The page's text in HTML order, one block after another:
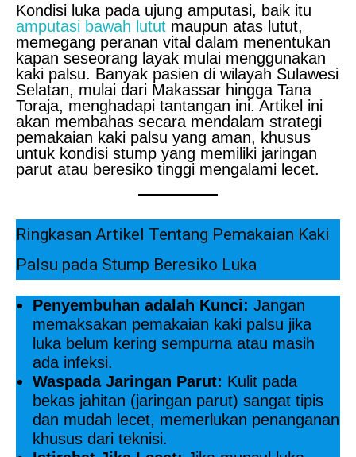
Kondisi luka pada ujung amputasi, baik itu
amputasi bawah lutut maupun atas lutut,
memegang peranan vital dalam menentukan
kapan seseorang layak mulai menggunakan
kaki palsu. Banyak pasien di wilayah Sulawesi
Selatan, mulai dari Makassar hingga Tana
Toraja, menghadapi tantangan ini. Artikel ini
akan membahas secara mendalam strategi
pemakaian kaki palsu yang aman, khusus
untuk kondisi stump yang memiliki jaringan
parut atau beresiko tinggi mengalami lecet.
Ringkasan Artikel Tentang Pemakaian Kaki
Palsu pada Stump Beresiko Luka
Penyembuhan adalah Kunci: Jangan
memaksakan pemakaian kaki palsu jika
luka belum kering sempurna atau masih
ada infeksi.
Waspada Jaringan Parut: Kulit pada
bekas jahitan (jaringan parut) sangat tipis
dan mudah lecet, memerlukan penanganan
khusus dari teknisi.